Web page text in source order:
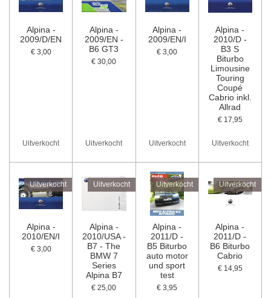
Alpina -
2009/D/EN
€ 3,00
Uitverkocht
Alpina -
2009/EN -
B6 GT3
€ 30,00
Uitverkocht
Alpina -
2009/EN/I
€ 3,00
Uitverkocht
Alpina -
2010/D -
B3 S
Biturbo
Limousine
Touring
Coupé
Cabrio inkl.
Allrad
€ 17,95
Uitverkocht
Uitverkocht
Alpina -
2010/EN/I
€ 3,00
Uitverkocht
Alpina -
2010/USA -
B7 - The
BMW 7
Series
Alpina B7
€ 25,00
Uitverkocht
Alpina -
2011/D -
B5 Biturbo
auto motor
und sport
test
€ 3,95
Uitverkocht
Alpina -
2011/D -
B6 Biturbo
Cabrio
€ 14,95